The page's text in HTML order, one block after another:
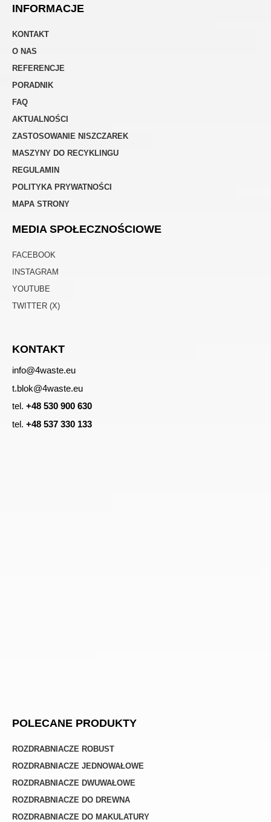
INFORMACJE
KONTAKT
O NAS
REFERENCJE
PORADNIK
FAQ
AKTUALNOŚCI
ZASTOSOWANIE NISZCZAREK
MASZYNY DO RECYKLINGU
REGULAMIN
POLITYKA PRYWATNOŚCI
MAPA STRONY
MEDIA SPOŁECZNOŚCIOWE
FACEBOOK
INSTAGRAM
YOUTUBE
TWITTER (X)
KONTAKT
info@4waste.eu
t.blok@4waste.eu
tel. +48 530 900 630
tel. +48 537 330 133
POLECANE PRODUKTY
ROZDRABNIACZE ROBUST
ROZDRABNIACZE JEDNOWAŁOWE
ROZDRABNIACZE DWUWAŁOWE
ROZDRABNIACZE DO DREWNA
ROZDRABNIACZE DO MAKULATURY